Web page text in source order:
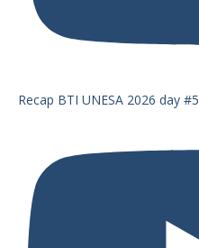
Recap BTI UNESA 2026 day #5